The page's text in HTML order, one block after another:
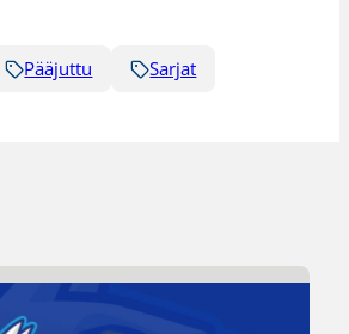
Pääjuttu Sarjat